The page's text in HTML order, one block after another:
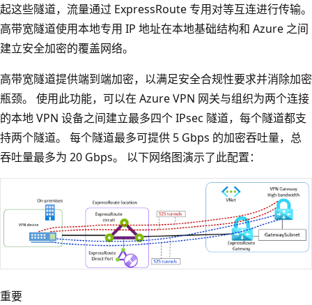
起这些隧道，流量通过 ExpressRoute 专用对等互连进行传输。
高带宽隧道使用本地专用 IP 地址在本地基础结构和 Azure 之间
建立安全加密的覆盖网络。
高带宽隧道提供端到端加密，以满足安全合规性要求并消除加密
瓶颈。 使用此功能，可以在 Azure VPN 网关与组织为两个连接
的本地 VPN 设备之间建立最多四个 IPsec 隧道，每个隧道都支
持两个隧道。 每个隧道最多可提供 5 Gbps 的加密吞吐量，总
吞吐量最多为 20 Gbps。 以下网络图演示了此配置：
重要